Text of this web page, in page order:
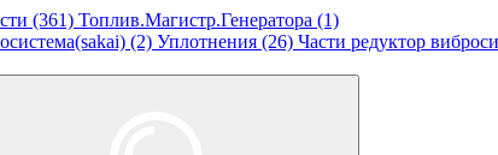
(361) Топлив.Магистр.Генератора (1)
(2) Уплотнения (26) Части редуктор